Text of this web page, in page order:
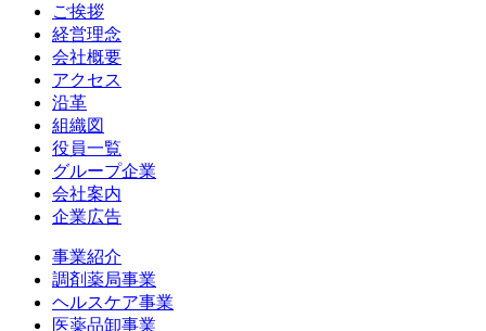
ご挨拶
経営理念
会社概要
アクセス
沿革
組織図
役員一覧
グループ企業
会社案内
企業広告
事業紹介
調剤薬局事業
ヘルスケア事業
医薬品卸事業